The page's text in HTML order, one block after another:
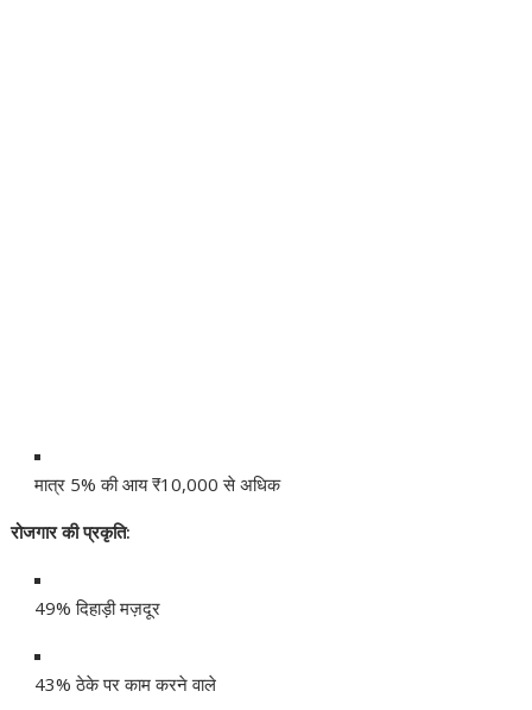
मात्र 5% की आय ₹10,000 से अधिक
रोजगार की प्रकृति:
49% दिहाड़ी मज़दूर
43% ठेके पर काम करने वाले